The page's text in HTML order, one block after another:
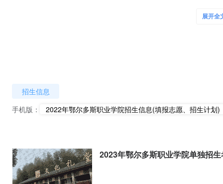
鄂尔多斯、智慧鄂尔多斯建设任务，是“国家职业院校数字校园建设实
（五） 办学特色
教育集团，赋能区域经济高质量发展；校企合作共建鄂尔多斯创融
制造产业学院，实施“订单培养”“冠名培养”，积极探索“现代学徒制
生实习实训就业搭建了平台。
展开全
招生信息
手机版：
2022年鄂尔多斯职业学院招生信息(填报志愿、招生计划)
2023年鄂尔多斯职业学院单独招